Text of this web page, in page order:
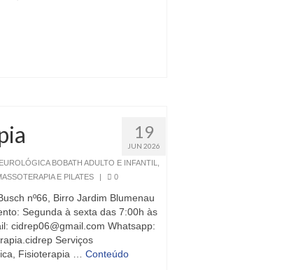
19
JUN 2026
BOBATH ADULTO E INFANTIL
E PILATES | 0
nº66, Birro Jardim Blumenau
Segunda à sexta das 7:00h às
cidrep06@gmail.com Whatsapp:
Serviços
Fisioterapia … Conteúdo